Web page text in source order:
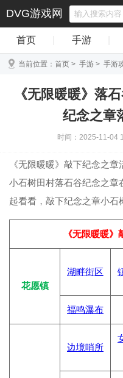
DVG游戏网
首页 手游
当前位置： 首页 > 手游 > 手游
《无限暖暖》落
纪念之章
时间：2025-11-04
《无限暖暖》敲下纪念之
小石树田村落石谷纪念之章
起看看，敲下纪念之章小石
《无限暖暖
花愿镇
湖畔街区
福鸣瀑布
边境哨所